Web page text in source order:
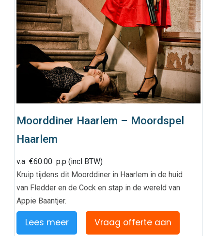
Moorddiner Haarlem – Moordspel
Haarlem
v.a€60.00 p.p (incl BTW)
Kruip tijdens dit Moorddiner in Haarlem in de huid
van Fledder en de Cock en stap in de wereld van
Appie Baantjer.
Lees meer Vraag offerte aan